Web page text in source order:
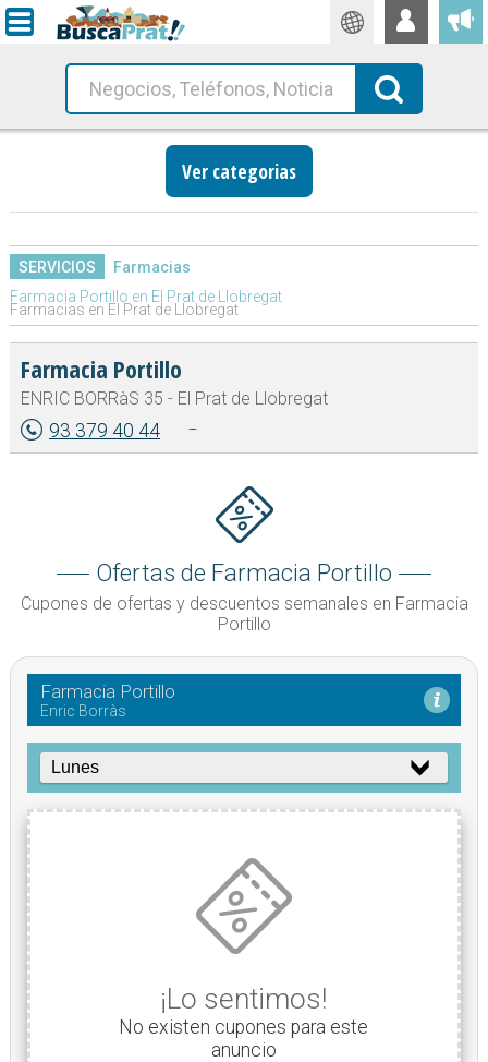
Traductor
Busca!
Ver categorias
SERVICIOS
Farmacias
Farmacia Portillo en El Prat de Llobregat
Farmacias en El Prat de Llobregat
Farmacia Portillo
ENRIC BORRàS 35 - El Prat de Llobregat
93 379 40 44
Ofertas de Farmacia Portillo
Cupones de ofertas y descuentos semanales en Farmacia
Portillo
Farmacia Portillo
Enric Borràs
¡Lo sentimos!
No existen cupones para este
anuncio